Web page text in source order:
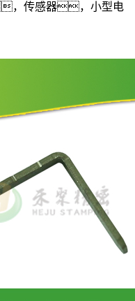
传感器，小型电